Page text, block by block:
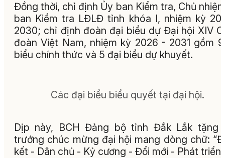
Đồng thời, chỉ định Ủy ban Kiểm tra, Chủ
ban Kiểm tra LĐLĐ tỉnh khóa I, nhiệm kỳ
2030; chỉ định đoàn đại biểu dự Đại hội XIV
đoàn Việt Nam, nhiệm kỳ 2026 - 2031 gồm
biểu chính thức và 5 đại biểu dự khuyết.
Các đại biểu biểu quyết tại đại hội.
Dịp này, BCH Đảng bộ tỉnh Đắk Lắk tặng
trướng chúc mừng đại hội mang dòng chữ:
kết - Dân chủ - Kỷ cương - Đổi mới - Phát